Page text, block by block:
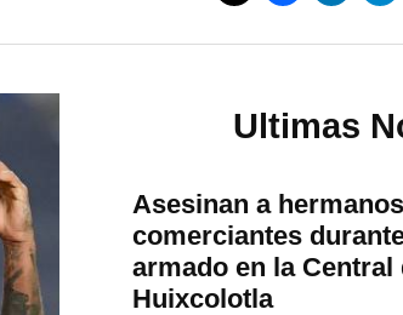
Ultimas
Asesinan a hermanos
comerciantes
armado en la Central
Huixcolotla